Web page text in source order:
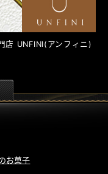
店 UNFINI(アンフィニ)
お菓子